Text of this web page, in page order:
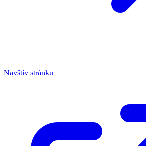
Navštív stránku